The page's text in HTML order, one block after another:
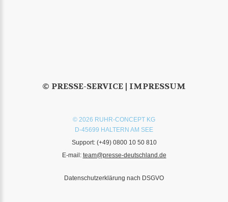
© PRESSE-SERVICE | IMPRESSUM
© 2026 RUHR-CONCEPT KG
D-45699 HALTERN AM SEE
Support: (+49) 0800 10 50 810
E-mail: team@presse-deutschland.de
Datenschutzerklärung nach DSGVO